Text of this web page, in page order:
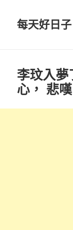
每天好日子
李玟入
心， 悲